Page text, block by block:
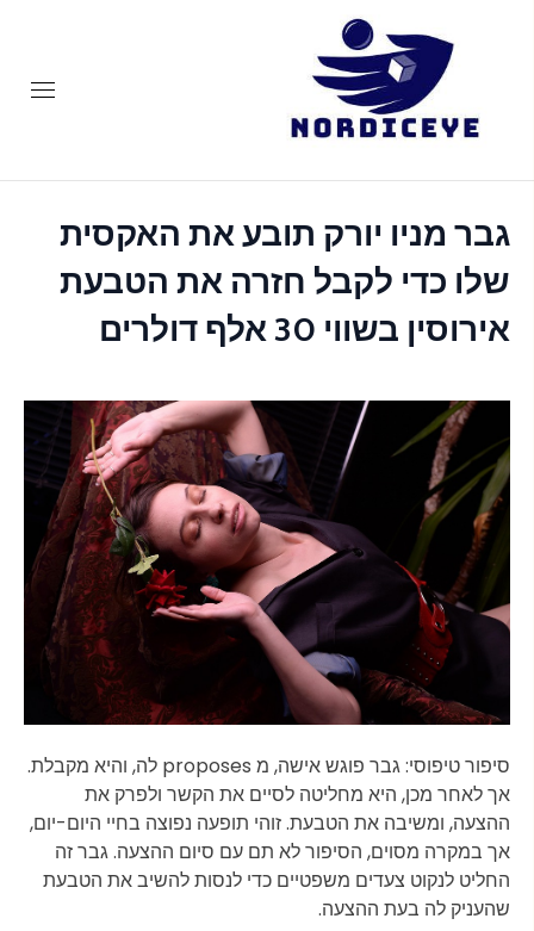
nordiceye
גבר מניו יורק תובע את האקסית
שלו כדי לקבל חזרה את הטבעת
אירוסין בשווי 30 אלף דולרים
סיפור טיפוסי: גבר פוגש אישה, מ proposes לה, והיא מקבלת.
אך לאחר מכן, היא מחליטה לסיים את הקשר ולפרק את
ההצעה, ומשיבה את הטבעת. זוהי תופעה נפוצה בחיי היום-יום,
אך במקרה מסוים, הסיפור לא תם עם סיום ההצעה. גבר זה
החליט לנקוט צעדים משפטיים כדי לנסות להשיב את הטבעת
שהעניק לה בעת ההצעה.